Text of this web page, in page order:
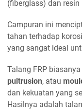
(fiberglass) dan resin
Campuran ini
tahan terhadap
yang sangat ideal
Talang FRP
pultrusion, atau
dan kekuatan yang
Hasilnya adalah